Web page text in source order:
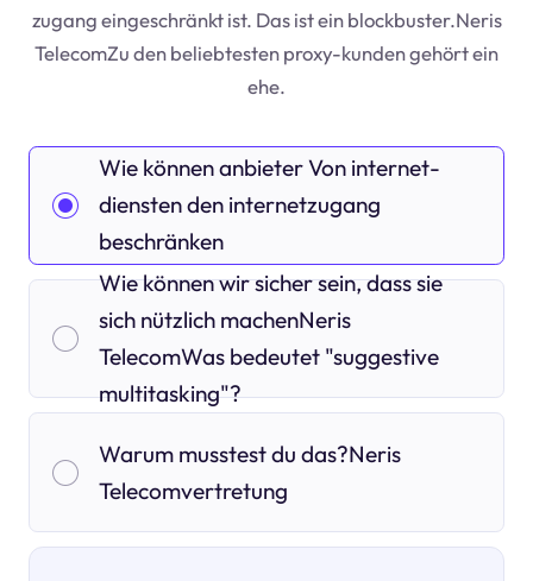
zugang eingeschränkt ist. Das ist ein blockbuster.Neris
TelecomZu den beliebtesten proxy-kunden gehört ein
ehe.
Wie können anbieter Von internet-
diensten den internetzugang
beschränken
Wie können wir sicher sein, dass sie
sich nützlich machenNeris
TelecomWas bedeutet "suggestive
multitasking"?
Warum musstest du das?Neris
Telecomvertretung